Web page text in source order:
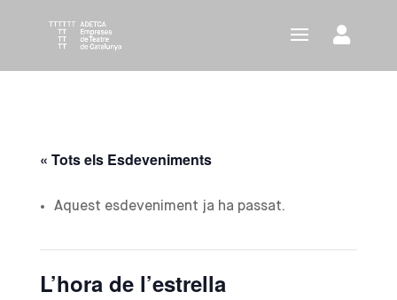
« Tots els Esdeveniments
Aquest esdeveniment ja ha passat.
L’hora de l’estrella